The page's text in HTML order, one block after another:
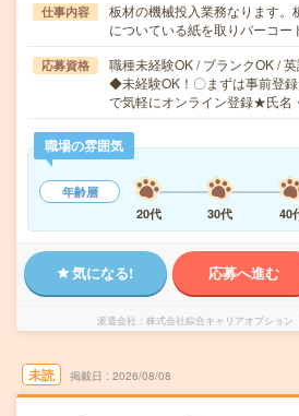
仕事内容
板材の機械投入業務なります。
についている紙を取りバーコ
応募資格
職種未経験OK / ブランクOK /
◆未経験OK！〇まずは事前登
で気軽にオンライン登録★氏名
職場の雰囲気
年齢層
20代
30代 40
気になる! 応募へ進む
派遣会社 株式会社綜合キャリアオプション
未読 掲載日 2026/08/08